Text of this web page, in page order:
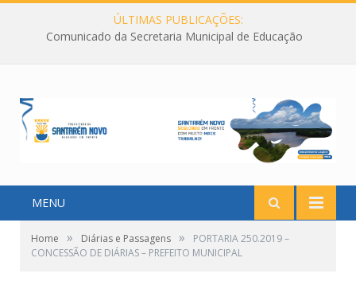
ÚLTIMAS PUBLICAÇÕES:
Comunicado da Secretaria Municipal de Educação
MENU
Home » Diárias e Passagens »
PORTARIA 250.2019 –
CONCESSÃO DE DIÁRIAS – PREFEITO MUNICIPAL